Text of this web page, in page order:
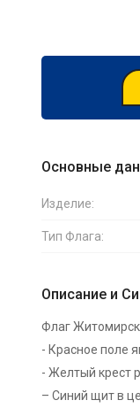
Основные
Изделие:
Тип Флага:
Описание и
Флаг
- Красное поле
- Желтый крест
– Синий щит в